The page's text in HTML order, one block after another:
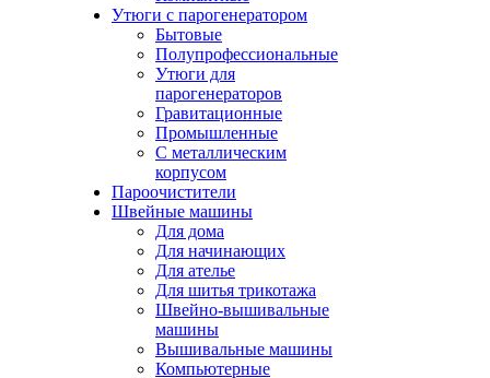
Утюги с парогенератором
Бытовые
Полупрофессиональные
Утюги для
парогенераторов
Гравитационные
Промышленные
С металлическим
корпусом
Пароочистители
Швейные машины
Для дома
Для начинающих
Для ателье
Для шитья трикотажа
Швейно-вышивальные
машины
Вышивальные машины
Компьютерные